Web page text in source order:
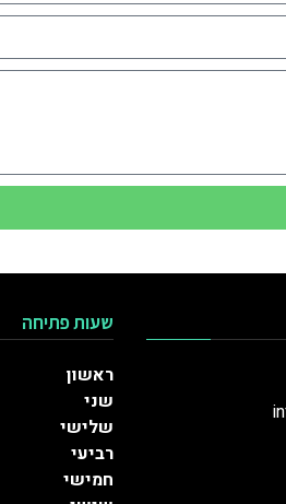
שעות פתיחה
ראשון
שני
שלישי
רביעי
חמישי